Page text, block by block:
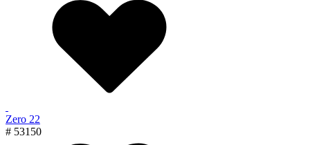
Zero 22
# 53150